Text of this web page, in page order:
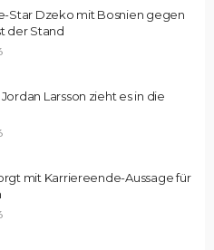
Star Dzeko mit Bosnien gegen
der Stand
Larsson zieht es in die
mit Karriereende-Aussage für